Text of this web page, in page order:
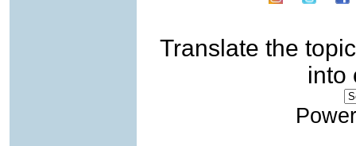
Translate the topic
into